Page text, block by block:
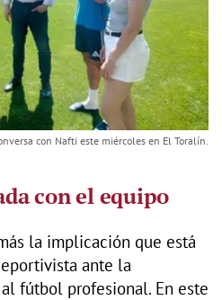
con Nafti este miércoles en El Toralín.
con el equipo
la implicación que está
ante la
fútbol profesional. En este